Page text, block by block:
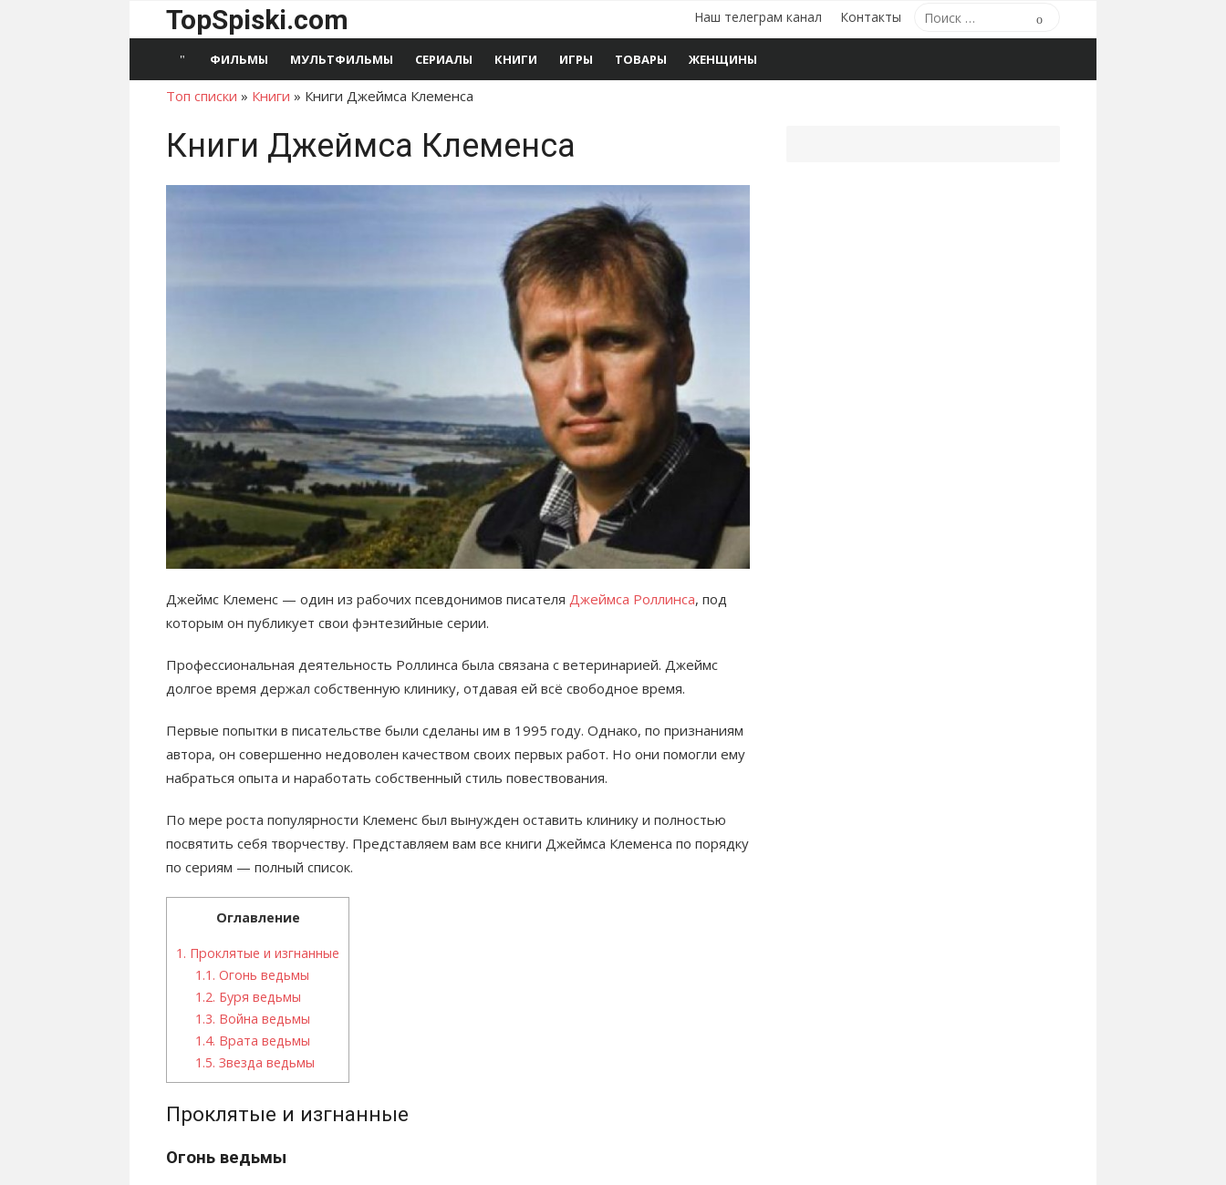
TopSpiski.com
Поиск
по:
Наш телеграм канал Контакты
ФИЛЬМЫ МУЛЬТФИЛЬМЫ СЕРИАЛЫ КНИГИ ИГРЫ ТОВАРЫ ЖЕНЩИНЫ
Топ списки » Книги » Книги Джеймса Клеменса
Книги Джеймса Клеменса
Джеймс Клеменс — один из рабочих псевдонимов писателя Джеймса Роллинса, под
которым он публикует свои фэнтезийные серии.
Профессиональная деятельность Роллинса была связана с ветеринарией. Джеймс
долгое время держал собственную клинику, отдавая ей всё свободное время.
Первые попытки в писательстве были сделаны им в 1995 году. Однако, по признаниям
автора, он совершенно недоволен качеством своих первых работ. Но они помогли ему
набраться опыта и наработать собственный стиль повествования.
По мере роста популярности Клеменс был вынужден оставить клинику и полностью
посвятить себя творчеству. Представляем вам все книги Джеймса Клеменса по порядку
по сериям — полный список.
Оглавление
1. Проклятые и изгнанные
1.1. Огонь ведьмы
1.2. Буря ведьмы
1.3. Война ведьмы
1.4. Врата ведьмы
1.5. Звезда ведьмы
Проклятые и изгнанные
Огонь ведьмы